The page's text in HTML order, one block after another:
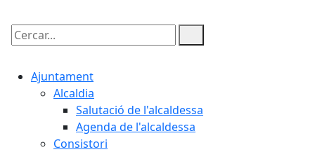
Cercar:
Ajuntament
Alcaldia
Salutació de l'alcaldessa
Agenda de l'alcaldessa
Consistori